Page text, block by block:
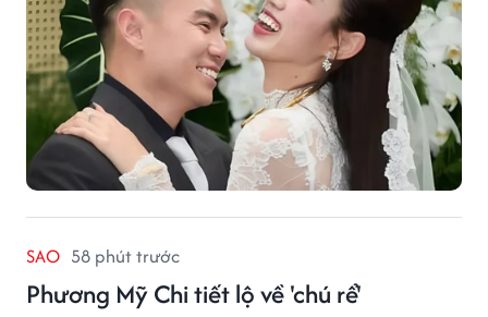
SAO 58 phút trước
Phương Mỹ Chi tiết lộ về 'chú rể'